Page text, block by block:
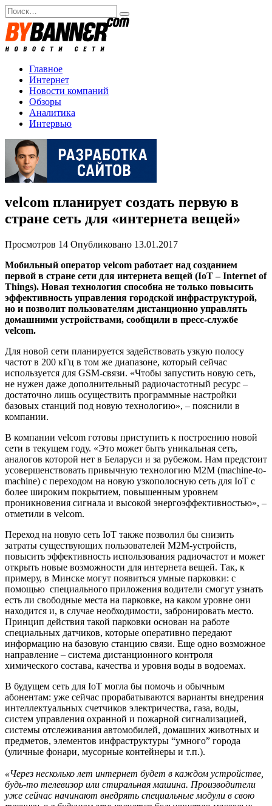
Перейти
к
содержанию
Search
for:
Главное
Интернет
Новости компаний
Обзоры
Аналитика
Интервью
velcom планирует создать первую в
стране сеть для «интернета вещей»
Просмотров 14 Опубликовано 13.01.2017
Мобильный оператор velcom работает над созданием
первой в стране сети для интернета вещей (IoT – Internet of
Things). Новая технология способна не только повысить
эффективность управления городской инфраструктурой,
но и позволит пользователям дистанционно управлять
домашними устройствами, сообщили в пресс-службе
velcom.
Для новой сети планируется задействовать узкую полосу
частот в 200 кГц в том же диапазоне, который сейчас
используется для GSM-связи. «Чтобы запустить новую сеть,
не нужен даже дополнительный радиочастотный ресурс –
достаточно лишь осуществить программные настройки
базовых станций под новую технологию», – пояснили в
компании.
В компании velcom готовы приступить к построению новой
сети в текущем году. «Это может быть уникальная сеть,
аналогов которой нет в Беларуси и за рубежом. Нам предстоит
усовершенствовать привычную технологию M2M (machine-to-
machine) с переходом на новую узкополосную сеть для IoT с
более широким покрытием, повышенным уровнем
проникновения сигнала и высокой энергоэффективностью», –
отметили в velcom.
Переход на новую сеть IoT также позволил бы снизить
затраты существующих пользователей M2M-устройств,
повысить эффективность использования радиочастот и может
открыть новые возможности для интернета вещей. Так, к
примеру, в Минске могут появиться умные парковки: с
помощью специального приложения водители смогут узнать
есть ли свободные места на парковке, на каком уровне они
находится и, в случае необходимости, забронировать место.
Принцип действия такой парковки основан на работе
специальных датчиков, которые оперативно передают
информацию на базовую станцию связи. Еще одно возможное
направление – система дистанционного контроля
химического состава, качества и уровня воды в водоемах.
В будущем сеть для IoT могла бы помочь и обычным
абонентам: уже сейчас прорабатываются варианты внедрения
интеллектуальных счетчиков электричества, газа, воды,
систем управления охранной и пожарной сигнализацией,
системы отслеживания автомобилей, домашних животных и
предметов, элементов инфраструктуры “умного” города
(уличные фонари, мусорные контейнеры и т.п.).
«Через несколько лет интернет будет в каждом устройстве,
будь-то телевизор или стиральная машина. Производители
уже сейчас начинают внедрять специальные модули в свою